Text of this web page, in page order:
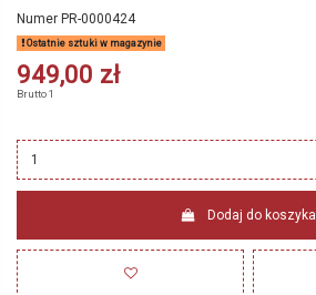
Numer PR-0000424
Ostatnie sztuki w magazynie
949,00 zł
Brutto1
Dodaj do koszyka